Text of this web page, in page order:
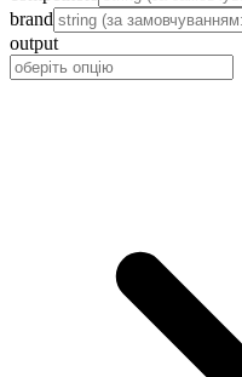
brand
output